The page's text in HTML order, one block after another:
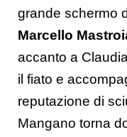
grande schermo
Marcello
accanto a
il fiato e
reputazione di
Mangano torna